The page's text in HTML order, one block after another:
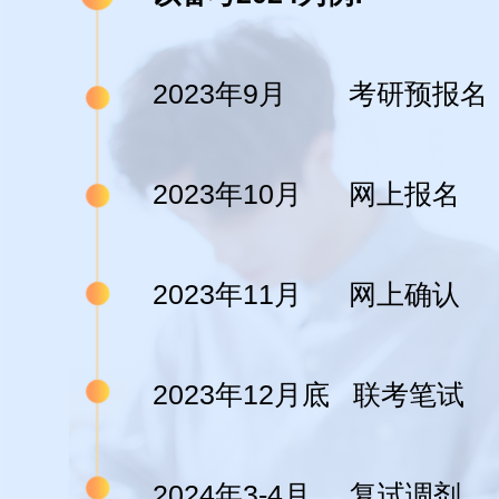
2023年9月 考研预报名
2023年10月 网上报名
2023年11月 网上确认
2023年12月底 联考笔试